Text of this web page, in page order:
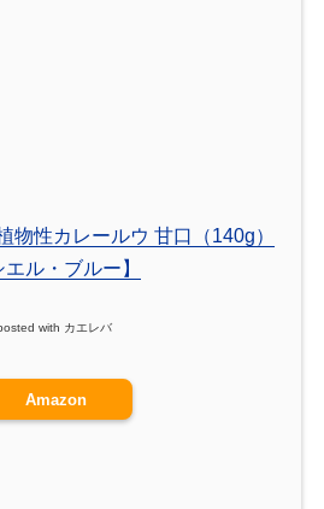
物性カレールウ 甘口（140g）
エル・ブルー】
with カエレバ
Amazon